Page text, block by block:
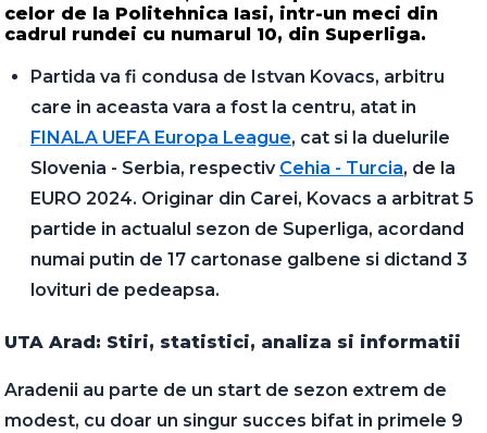
celor de la Politehnica Iasi, intr-un meci din
cadrul rundei cu numarul 10, din Superliga.
Partida va fi condusa de Istvan Kovacs, arbitru
care in aceasta vara a fost la centru, atat in
FINALA UEFA Europa League, cat si la duelurile
Slovenia - Serbia, respectiv Cehia - Turcia, de la
EURO 2024. Originar din Carei, Kovacs a arbitrat 5
partide in actualul sezon de Superliga, acordand
numai putin de 17 cartonase galbene si dictand 3
lovituri de pedeapsa.
UTA Arad: Stiri, statistici, analiza si informatii
Aradenii au parte de un start de sezon extrem de
modest, cu doar un singur succes bifat in primele 9